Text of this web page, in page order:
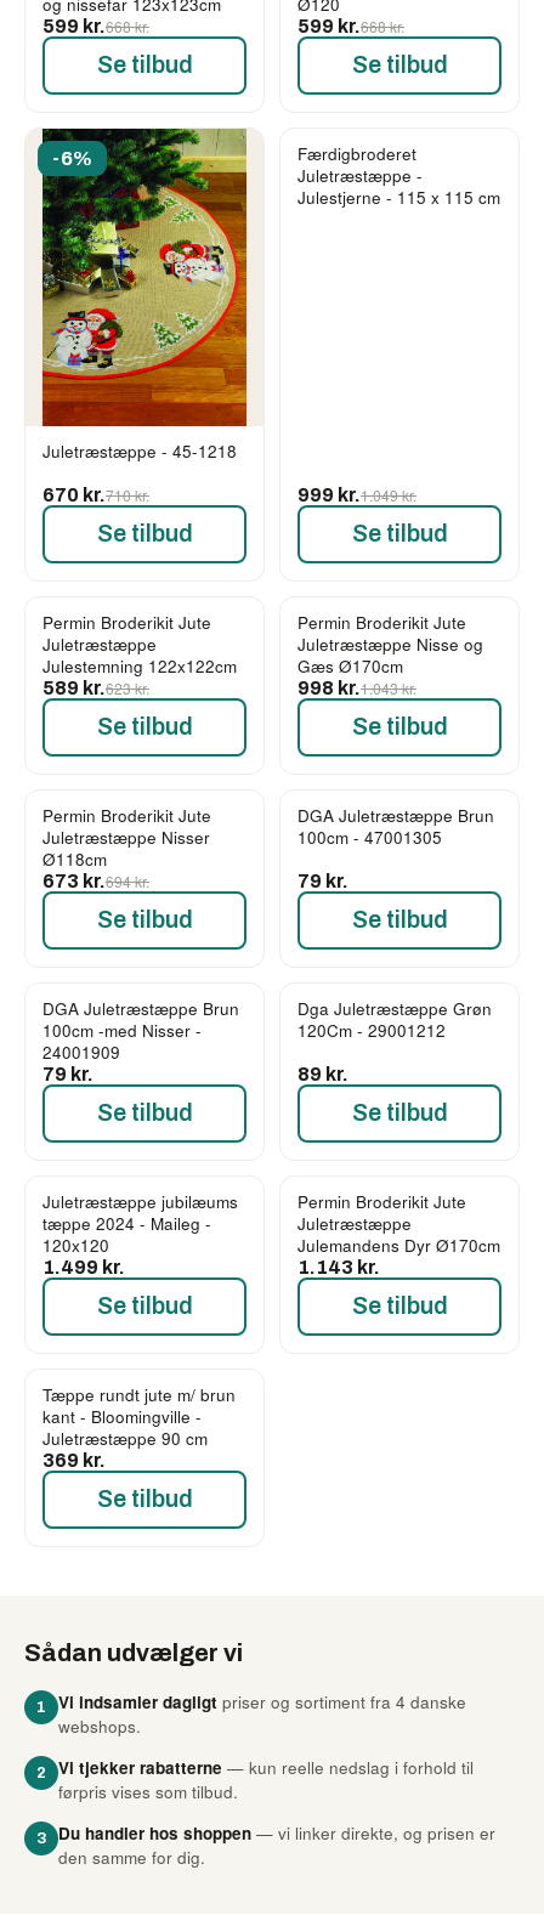
599 kr.668 kr.
Se tilbud
599 kr.668 kr.
Se tilbud
-6%
Juletræstæppe - 45-1218
670 kr.710 kr.
Se tilbud
-5%
Færdigbroderet
Juletræstæppe -
Julestjerne - 115 x 115 cm
999 kr.1.049 kr.
Se tilbud
-5%
Permin Broderikit Jute
Juletræstæppe
Julestemning 122x122cm
589 kr.623 kr.
Se tilbud
-4%
Permin Broderikit Jute
Juletræstæppe Nisse og
Gæs Ø170cm
998 kr.1.043 kr.
Se tilbud
-3%
Permin Broderikit Jute
Juletræstæppe Nisser
Ø118cm
673 kr.694 kr.
Se tilbud
DGA Juletræstæppe Brun
100cm - 47001305
79 kr.
Se tilbud
DGA Juletræstæppe Brun
100cm -med Nisser -
24001909
79 kr.
Se tilbud
Dga Juletræstæppe Grøn
120Cm - 29001212
89 kr.
Se tilbud
Juletræstæppe jubilæums
tæppe 2024 - Maileg -
120x120
1.499 kr.
Se tilbud
Permin Broderikit Jute
Juletræstæppe
Julemandens Dyr Ø170cm
1.143 kr.
Se tilbud
Tæppe rundt jute m/ brun
kant - Bloomingville -
Juletræstæppe 90 cm
369 kr.
Se tilbud
Sådan udvælger vi
1 Vi indsamler dagligt priser og sortiment fra 4 danske
webshops.
2 Vi tjekker rabatterne — kun reelle nedslag i forhold til
førpris vises som tilbud.
3 Du handler hos shoppen — vi linker direkte, og prisen er
den samme for dig.